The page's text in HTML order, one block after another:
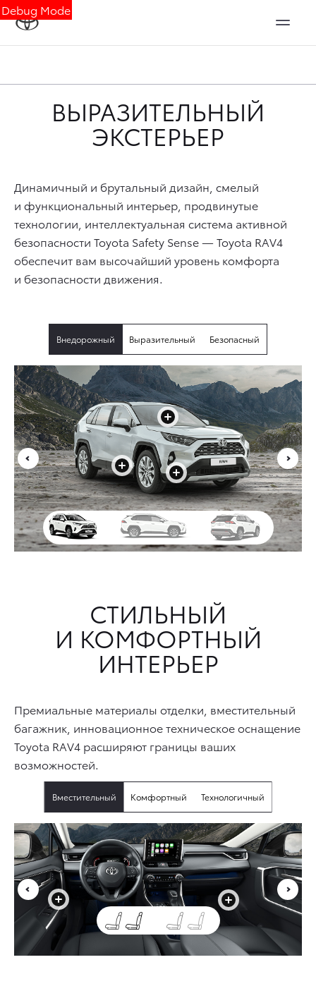
Debug Mode
ВЫРАЗИТЕЛЬНЫЙ
ЭКСТЕРЬЕР
Динамичный и брутальный дизайн, смелый
и функциональный интерьер, продвинутые
технологии, интеллектуальная система активной
безопасности Toyota Safety Sense — Toyota RAV4
обеспечит вам высочайший уровень комфорта
и безопасности движения.
Внедорожный Выразительный Безопасный
+
+
+
СТИЛЬНЫЙ
И КОМФОРТНЫЙ
ИНТЕРЬЕР
Премиальные материалы отделки, вместительный
багажник, инновационное техническое оснащение
Toyota RAV4 расширяют границы ваших
возможностей.
Вместительный Комфортный Технологичный
+ +